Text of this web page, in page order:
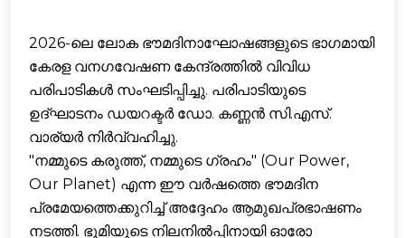
2026-ലെ ലോക ഭൗമദിനാഘോഷങ്ങളുടെ ഭാഗമായി
കേരള വനഗവേഷണ കേന്ദ്രത്തില്‍ വിവിധ
പരിപാടികൾ സംഘടിപ്പിച്ചു. പരിപാടിയുടെ
ഉദ്ഘാടനം ഡയറക്ടര്‍ ഡോ. കണ്ണൻ സി.എസ്.
വാര്യർ നിർവ്വഹിച്ചു.
"നമ്മുടെ കരുത്ത്, നമ്മുടെ ഗ്രഹം" (Our Power,
Our Planet) എന്ന ഈ വർഷത്തെ ഭൗമദിന
പ്രമേയത്തെക്കുറിച്ച് അദ്ദേഹം ആമുഖപ്രഭാഷണം
നടത്തി. ഭൂമിയുടെ നിലനിൽപ്പിനായി ഓരോ